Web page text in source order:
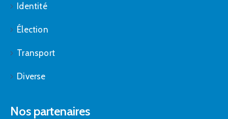
Identité
Élection
Transport
Diverse
Nos partenaires